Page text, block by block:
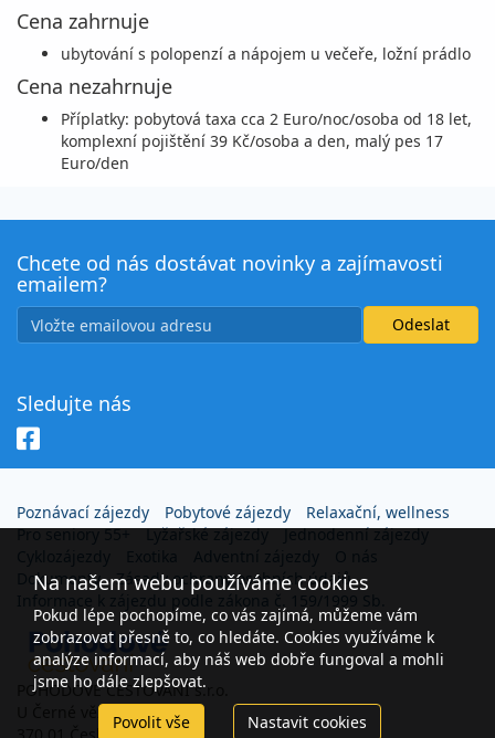
Cena zahrnuje
ubytování s polopenzí a nápojem u večeře, ložní prádlo
Cena nezahrnuje
Příplatky: pobytová taxa cca 2 Euro/noc/osoba od 18 let,
komplexní pojištění 39 Kč/osoba a den, malý pes 17
Euro/den
Chcete od nás dostávat novinky a zajímavosti
emailem?
Sledujte nás
Poznávací zájezdy Pobytové zájezdy
Relaxační, wellness
Pro seniory 55+
Lyžařské zájezdy
Jednodenní zájezdy
Dokumenty
Zásady ochrany osobních údajů
Informace k zájezdu podle zákona č. 159/1999 Sb.
POHODOVÉ CESTOVÁNÍ s.r.o.
U Černé věže 26
Na našem webu používáme cookies
Pokud lépe pochopíme, co vás zajímá, můžeme vám
zobrazovat přesně to, co hledáte. Cookies využíváme k
analýze informací, aby náš web dobře fungoval a mohli
jsme ho dále zlepšovat.
Povolit vše
Nastavit cookies